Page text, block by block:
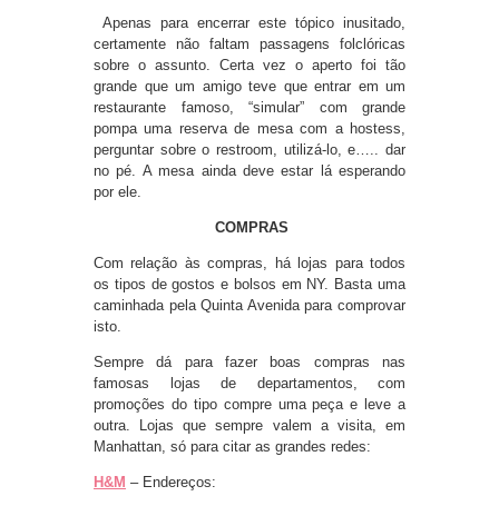
Apenas para encerrar este tópico inusitado,
certamente não faltam passagens folclóricas
sobre o assunto. Certa vez o aperto foi tão
grande que um amigo teve que entrar em um
restaurante famoso, “simular” com grande
pompa uma reserva de mesa com a hostess,
perguntar sobre o restroom, utilizá-lo, e….. dar
no pé. A mesa ainda deve estar lá esperando
por ele.
COMPRAS
Com relação às compras, há lojas para todos
os tipos de gostos e bolsos em NY. Basta uma
caminhada pela Quinta Avenida para comprovar
isto.
Sempre dá para fazer boas compras nas
famosas lojas de departamentos, com
promoções do tipo compre uma peça e leve a
outra. Lojas que sempre valem a visita, em
Manhattan, só para citar as grandes redes:
H&M – Endereços: